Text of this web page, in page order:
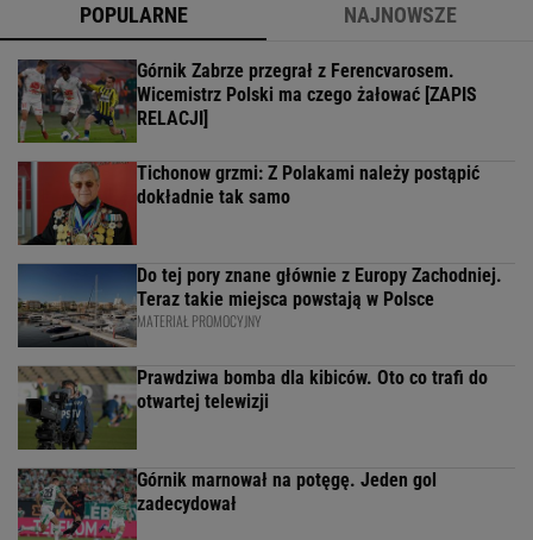
POPULARNE NAJNOWSZE
Górnik Zabrze przegrał z Ferencvarosem.
Wicemistrz Polski ma czego żałować [ZAPIS
RELACJI]
Tichonow grzmi: Z Polakami należy postąpić
dokładnie tak samo
Do tej pory znane głównie z Europy Zachodniej.
Teraz takie miejsca powstają w Polsce
MATERIAŁ PROMOCYJNY
Prawdziwa bomba dla kibiców. Oto co trafi do
otwartej telewizji
Górnik marnował na potęgę. Jeden gol
zadecydował